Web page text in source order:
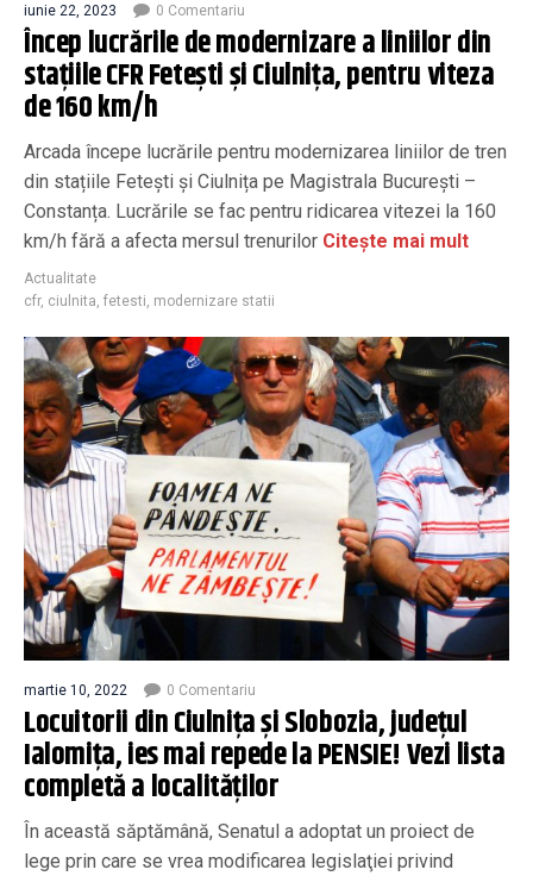
iunie 22, 2023 0 Comentariu
Încep lucrările de modernizare a liniilor din
stațiile CFR Fetești și Ciulnița, pentru viteza
de 160 km/h
Arcada începe lucrările pentru modernizarea liniilor de tren
din stațiile Fetești și Ciulnița pe Magistrala București –
Constanța. Lucrările se fac pentru ridicarea vitezei la 160
km/h fără a afecta mersul trenurilor Citește mai mult
Actualitate
cfr, ciulnita, fetesti, modernizare statii
martie 10, 2022 0 Comentariu
Locuitorii din Ciulniţa şi Slobozia, judeţul
Ialomiţa, ies mai repede la PENSIE! Vezi lista
completă a localităților
În această săptămână, Senatul a adoptat un proiect de
lege prin care se vrea modificarea legislaţiei privind